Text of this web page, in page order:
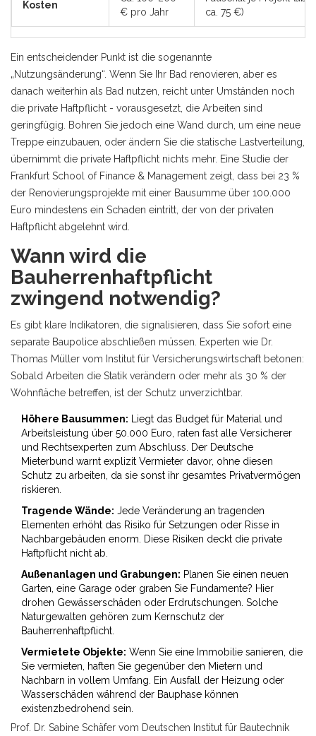
Kosten
€ pro Jahr
ca. 75 €)
Ein entscheidender Punkt ist die sogenannte
„Nutzungsänderung“. Wenn Sie Ihr Bad renovieren, aber es
danach weiterhin als Bad nutzen, reicht unter Umständen noch
die private Haftpflicht - vorausgesetzt, die Arbeiten sind
geringfügig. Bohren Sie jedoch eine Wand durch, um eine neue
Treppe einzubauen, oder ändern Sie die statische Lastverteilung,
übernimmt die private Haftpflicht nichts mehr. Eine Studie der
Frankfurt School of Finance & Management zeigt, dass bei 23 %
der Renovierungsprojekte mit einer Bausumme über 100.000
Euro mindestens ein Schaden eintritt, der von der privaten
Haftpflicht abgelehnt wird.
Wann wird die
Bauherrenhaftpflicht
zwingend notwendig?
Es gibt klare Indikatoren, die signalisieren, dass Sie sofort eine
separate Baupolice abschließen müssen. Experten wie Dr.
Thomas Müller vom Institut für Versicherungswirtschaft betonen:
Sobald Arbeiten die Statik verändern oder mehr als 30 % der
Wohnfläche betreffen, ist der Schutz unverzichtbar.
Höhere Bausummen: Liegt das Budget für Material und
Arbeitsleistung über 50.000 Euro, raten fast alle Versicherer
und Rechtsexperten zum Abschluss. Der Deutsche
Mieterbund warnt explizit Vermieter davor, ohne diesen
Schutz zu arbeiten, da sie sonst ihr gesamtes Privatvermögen
riskieren.
Tragende Wände: Jede Veränderung an tragenden
Elementen erhöht das Risiko für Setzungen oder Risse in
Nachbargebäuden enorm. Diese Risiken deckt die private
Haftpflicht nicht ab.
Außenanlagen und Grabungen: Planen Sie einen neuen
Garten, eine Garage oder graben Sie Fundamente? Hier
drohen Gewässerschäden oder Erdrutschungen. Solche
Naturgewalten gehören zum Kernschutz der
Bauherrenhaftpflicht.
Vermietete Objekte: Wenn Sie eine Immobilie sanieren, die
Sie vermieten, haften Sie gegenüber den Mietern und
Nachbarn in vollem Umfang. Ein Ausfall der Heizung oder
Wasserschäden während der Bauphase können
existenzbedrohend sein.
Prof. Dr. Sabine Schäfer vom Deutschen Institut für Bautechnik